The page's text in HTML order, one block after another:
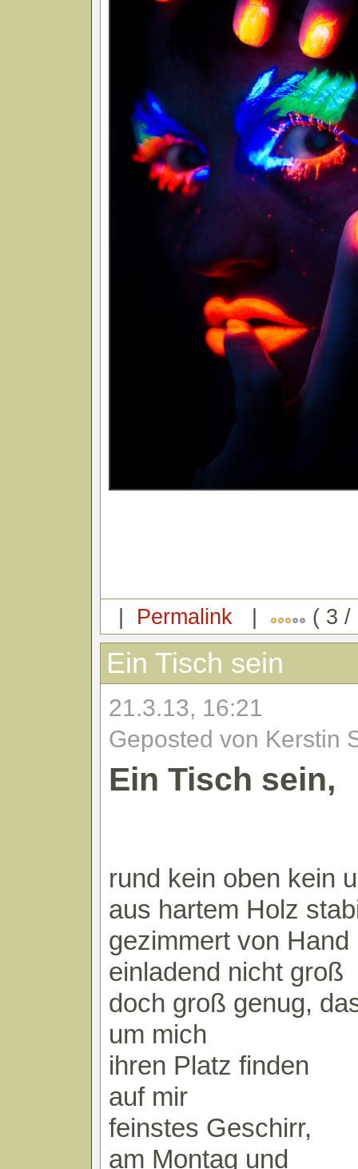
| Permalink | ( 3 /
Ein Tisch sein
21.3.13, 16:21
Geposted von Kerstin
Ein Tisch sein,
rund kein oben kein
aus hartem Holz
gezimmert von Hand
einladend nicht groß
doch groß genug,
um mich
ihren Platz finden
auf mir
feinstes Geschirr,
am Montag und